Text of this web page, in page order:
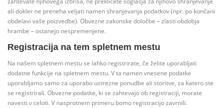
ali dokler ne preneha veljati namen shranjevanja podatkov (npr. po končani
obdelavi vaše poizvedbe). Obvezne zakonske določbe – zlasti obdobja
hrambe – ostanejo nespremenjene.
Registracija na tem spletnem mestu
Na našem spletnem mestu se lahko registrirate, če želite uporabljati
dodatne funkcije na spletnem mestu. V ta namen vnesene podatke
uporabljamo samo za uporabo ustrezne ponudbe ali storitve, za katero ste
se registrirali. Obvezne podatke, ki se zahtevajo ob registraciji, morate
navesti v celoti. V nasprotnem primeru bomo registracijo zavrnili.